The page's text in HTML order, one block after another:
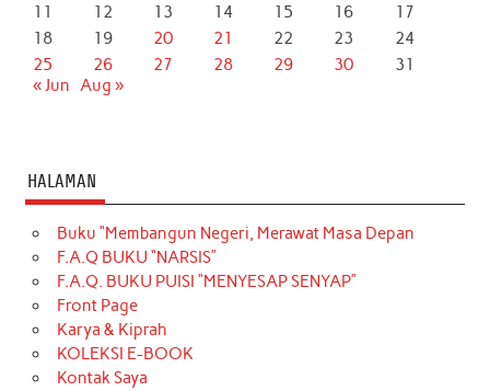
11
12 13 14 15 16
17
18
19 20 21 22 23
24
25
26 27 28 29 30
31
« Jun Aug »
HALAMAN
Buku “Membangun Negeri, Merawat Masa Depan
F.A.Q BUKU “NARSIS”
F.A.Q. BUKU PUISI “MENYESAP SENYAP”
Front Page
Karya & Kiprah
KOLEKSI E-BOOK
Kontak Saya